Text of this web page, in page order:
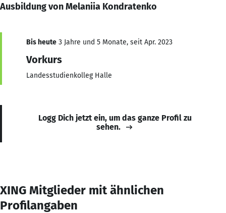
Ausbildung von Melaniia Kondratenko
Bis heute 3 Jahre und 5 Monate, seit Apr. 2023
Vorkurs
Landesstudienkolleg Halle
Logg Dich jetzt ein, um das ganze Profil zu
sehen.
XING Mitglieder mit ähnlichen
Profilangaben